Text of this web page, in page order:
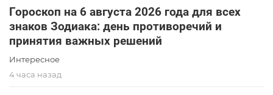
Гороскоп на 6 августа 2026 года для всех
знаков Зодиака: день противоречий и
принятия важных решений
Интересное
4 часа назад